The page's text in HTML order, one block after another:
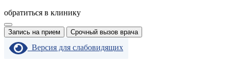
обратиться в клинику
Запись на прием Срочный вызов врача
Версия для слабовидящих